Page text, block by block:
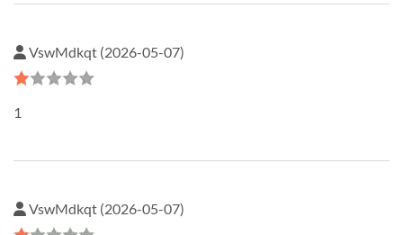
VswMdkqt (2026-05-07)
1
VswMdkqt (2026-05-07)